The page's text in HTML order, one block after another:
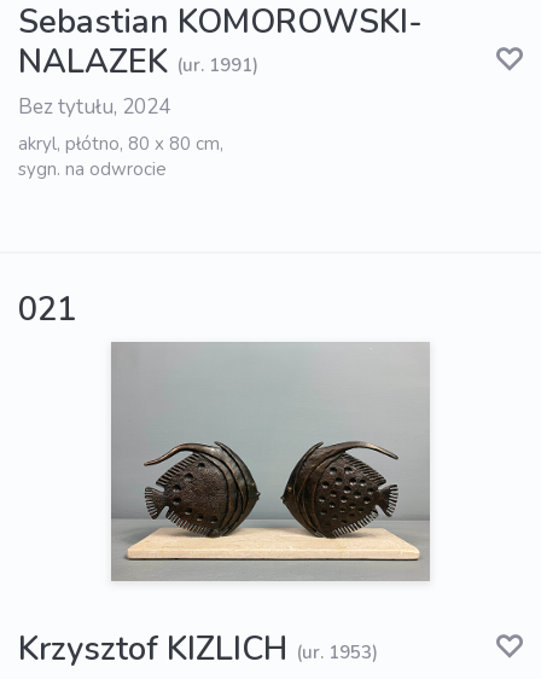
Sebastian KOMOROWSKI-
NALAZEK (ur. 1991)
Bez tytułu, 2024
akryl, płótno, 80 x 80 cm,
sygn. na odwrocie
021
Krzysztof KIZLICH (ur. 1953)